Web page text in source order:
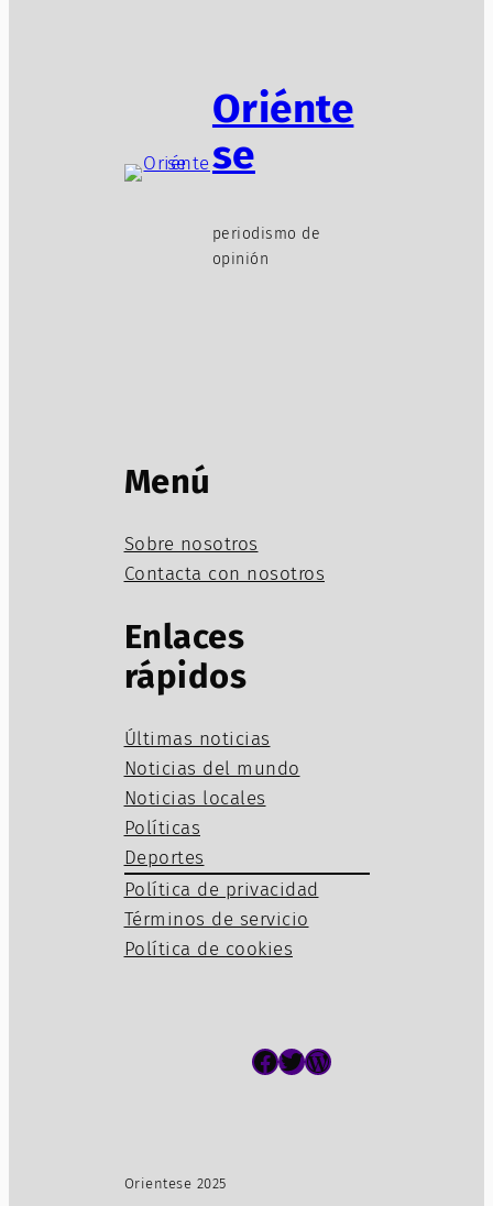
Oriénte
se
periodismo de
opinión
Menú
Sobre nosotros
Contacta con nosotros
Enlaces
rápidos
Últimas noticias
Noticias del mundo
Noticias locales
Políticas
Deportes
Política de privacidad
Términos de servicio
Política de cookies
Facebook Twitter WordPress
Orientese 2025